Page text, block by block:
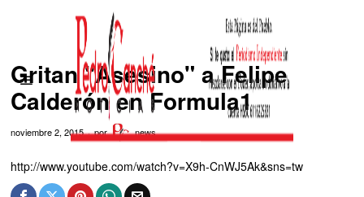
Gritan "Asesino" a Felipe
Calderón en Formula1
noviembre 2, 2015 por news
http://www.youtube.com/watch?v=X9h-CnWJ5Ak&sns=tw